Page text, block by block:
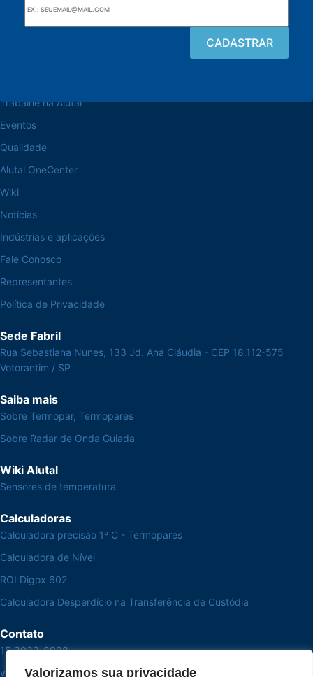
Valorizamos sua privacidade
Trabalhe na Alutal
Eventos
Qualidade
Alutal OneCenter
Wiki
Notícias
Indústrias e aplicações
Fale Conosco
Representantes
Política de Privacidade
Sede Fabril
Rua Sebastiana Nunes, 133 Jd. Ana Cláudia - CEP 18.112-575
Votorantim / SP
Saiba mais
Sobre Termopar, Termopares
Sobre Radar de Onda Guiada
Wiki Alutal
Sensores de temperatura
Calculadoras
Calculadora precisão 1º C - Termopares
Calculadora de Nível
ROI Digox 602
Calculadora Desperdício na Transferência de Custódia
Contato
15 3033-8008
vendas@alutal.com.br